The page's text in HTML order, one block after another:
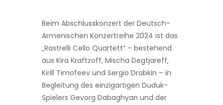
Beim Abschlusskonzert der Deutsch-
Armenischen Konzertreihe 2024 ist das
„Rastrelli Cello Quartett“ – bestehend
aus Kira Kraftzoff, Mischa Degtjareff,
Kirill Timofeev und Sergio Drabkin – in
Begleitung des einzigartigen Duduk-
Spielers Gevorg Dabaghyan und der